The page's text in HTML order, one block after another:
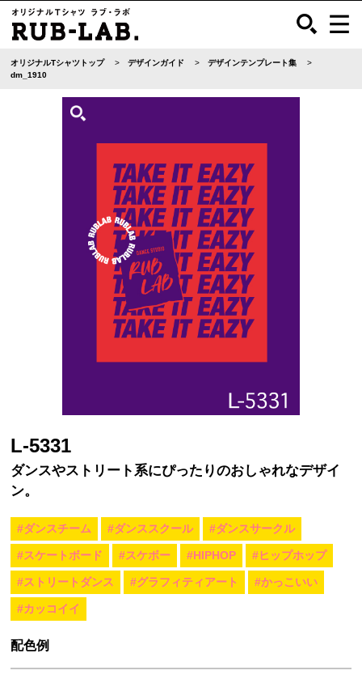
オリジナルTシャツトップ デザインガイド
デザインテンプレート集
dm_1910
L-5331
ダンスやストリート系にぴったりのおしゃれなデザイ
ン。
#ダンスチーム #ダンススクール #ダンスサークル
#スケートボード #スケボー #HIPHOP #ヒップホップ
#ストリートダンス #グラフィティアート #かっこいい
#カッコイイ
配色例